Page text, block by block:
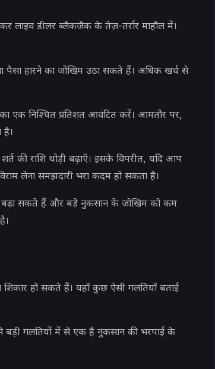
लाइव डीलर ब्लैकजैक के तेज़-तर्रार माहौल में।
हारने का जोखिम उठा सकते हैं। अधिक खर्च से
एक निश्चित प्रतिशत आवंटित करें। आमतौर पर,
है।
की राशि थोड़ी बढ़ाएँ। इसके विपरीत, यदि आप
लेना समझदारी भरा कदम हो सकता है।
बढ़ा सकते हैं और बड़े नुकसान के जोखिम को कम
हो सकते हैं। यहाँ कुछ ऐसी गलतियाँ बताई
बड़ी गलतियों में से एक है नुकसान की भरपाई के